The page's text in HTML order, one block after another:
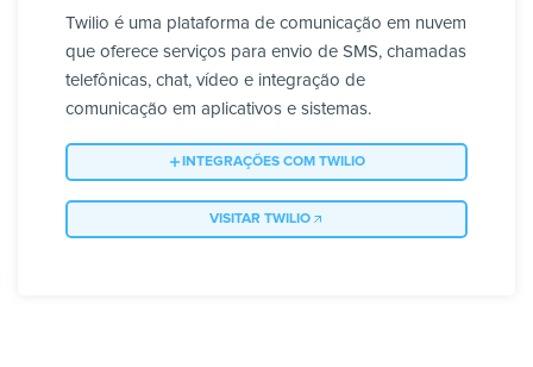
Twilio é uma plataforma de comunicação em nuvem
que oferece serviços para envio de SMS, chamadas
telefônicas, chat, vídeo e integração de
comunicação em aplicativos e sistemas.
INTEGRAÇÕES COM TWILIO
VISITAR TWILIO